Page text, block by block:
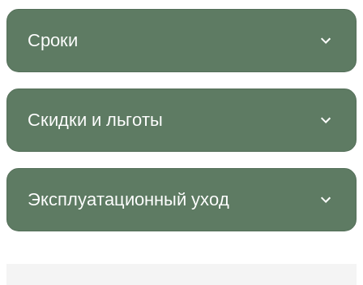
Сроки
Скидки и льготы
Эксплуатационный уход